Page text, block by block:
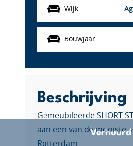
Verhuurd
Wijk
Bouwjaar
Beschrijving
Gemeubileerde SHORT
aan een van de mooiste
Rotterdam